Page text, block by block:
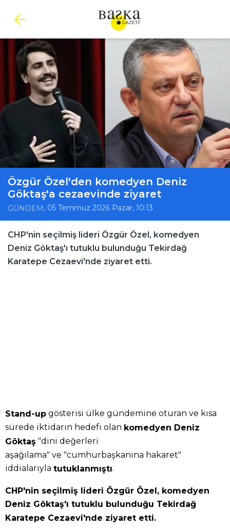
Özgür Özel'den komedyen Deniz
Göktaş'a cezaevinde ziyaret
GÜNDEM , 05 Temmuz 2026 Pazar, 10:13
CHP'nin seçilmiş lideri Özgür Özel, komedyen
Deniz Göktaş'ı tutuklu bulunduğu Tekirdağ
Karatepe Cezaevi'nde ziyaret etti.
Stand-up gösterisi ülke gündemine oturan ve kısa
sürede iktidarın hedefi olan komedyen Deniz
Göktaş "dini değerleri
aşağılama" ve "cumhurbaşkanına hakaret"
iddialarıyla tutuklanmıştı.
CHP'nin seçilmiş lideri Özgür Özel, komedyen
Deniz Göktaş'ı tutuklu bulunduğu Tekirdağ
Karatepe Cezaevi'nde ziyaret etti.